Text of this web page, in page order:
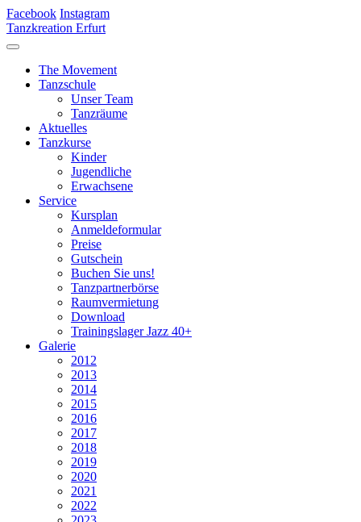
Facebook Instagram
Tanzkreation Erfurt
The Movement
Tanzschule
Unser Team
Tanzräume
Aktuelles
Tanzkurse
Kinder
Jugendliche
Erwachsene
Service
Kursplan
Anmeldeformular
Preise
Gutschein
Buchen Sie uns!
Tanzpartnerbörse
Raumvermietung
Download
Trainingslager Jazz 40+
Galerie
2012
2013
2014
2015
2016
2017
2018
2019
2020
2021
2022